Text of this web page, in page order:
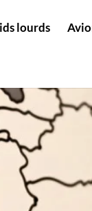
lourds